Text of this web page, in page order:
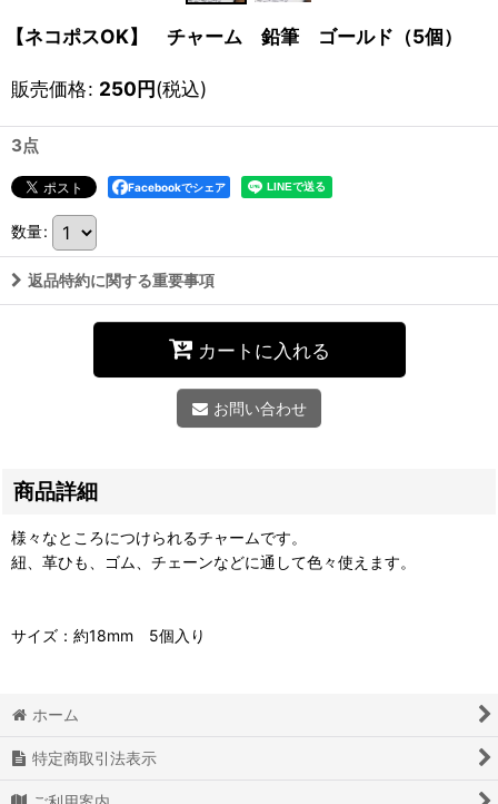
【ネコポスOK】 チャーム 鉛筆 ゴールド（5個）
販売価格: 250円(税込)
3点
Facebookでシェア
数量:
返品特約に関する重要事項
カートに入れる
お問い合わせ
商品詳細
様々なところにつけられるチャームです。
紐、革ひも、ゴム、チェーンなどに通して色々使えます。
サイズ：約18mm 5個入り
ホーム
特定商取引法表示